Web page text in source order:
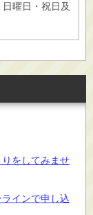
曜日・祝日及
りをしてみませ
インで申し込